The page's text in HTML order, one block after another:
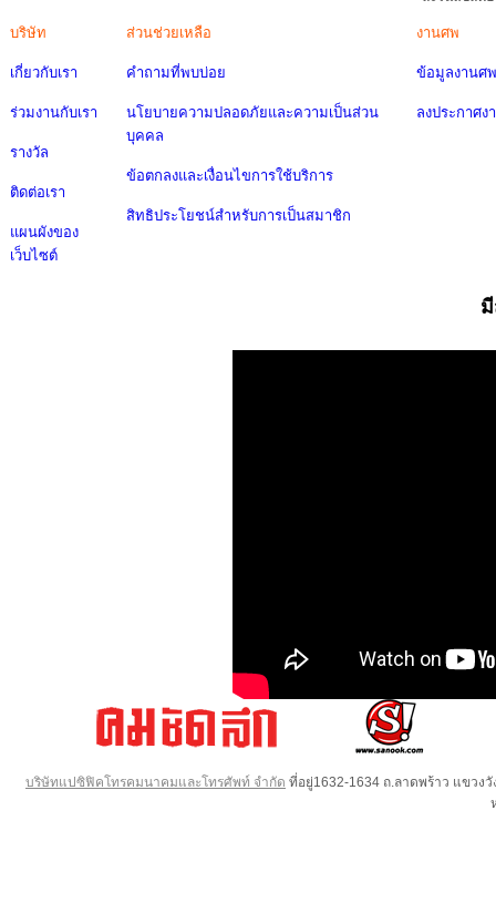
บริษัท
เกี่ยวกับเรา
ร่วมงานกับเรา
รางวัล
ติดต่อเรา
แผนผังของ
เว็บไซต์
ส่วนช่วยเหลือ
คำถามที่พบบ่อย
นโยบายความปลอดภัยและความเป็นส่วน
บุคคล
ข้อตกลงและเงื่อนไขการใช้บริการ
สิทธิประโยชน์สำหรับการเป็นสมาชิก
งานศพ
ข้อมูลงานศพ
ลงประกาศง
บริษัทแปซิฟิคโทรคมนาคมและโทรศัพท์ จำกัด ที่อยู่1632-1634 ถ.ลาดพร้าว แขวง